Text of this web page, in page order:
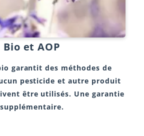
Bio et AOP
garantit des méthodes de
pesticide et autre produit
être utilisés. Une garantie
supplémentaire.